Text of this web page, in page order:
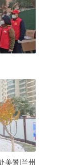
美景|兰州